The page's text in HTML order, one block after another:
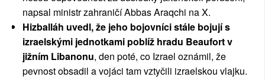
napsal ministr zahraničí Abbas Araqchi na X.
Hizballáh uvedl, že jeho bojovníci stále bojují s
izraelskými jednotkami poblíž hradu Beaufort v
jižním Libanonu, den poté, co Izrael oznámil, že
pevnost obsadil a vojáci tam vztyčili izraelskou vlajku.